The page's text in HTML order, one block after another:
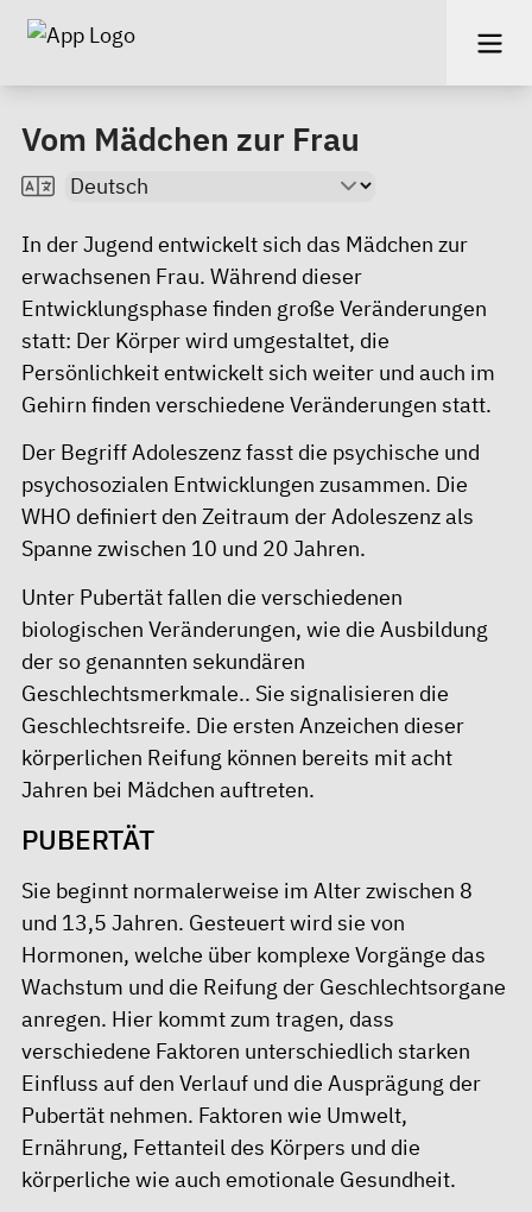
Vom Mädchen zur Frau
In der Jugend entwickelt sich das Mädchen zur
erwachsenen Frau. Während dieser
Entwicklungsphase finden große Veränderungen
statt: Der Körper wird umgestaltet, die
Persönlichkeit entwickelt sich weiter und auch im
Gehirn finden verschiedene Veränderungen statt.
Der Begriff Adoleszenz fasst die psychische und
psychosozialen Entwicklungen zusammen. Die
WHO definiert den Zeitraum der Adoleszenz als
Spanne zwischen 10 und 20 Jahren.
Unter Pubertät fallen die verschiedenen
biologischen Veränderungen, wie die Ausbildung
der so genannten sekundären
Geschlechtsmerkmale.. Sie signalisieren die
Geschlechtsreife. Die ersten Anzeichen dieser
körperlichen Reifung können bereits mit acht
Jahren bei Mädchen auftreten.
PUBERTÄT
Sie beginnt normalerweise im Alter zwischen 8
und 13,5 Jahren. Gesteuert wird sie von
Hormonen, welche über komplexe Vorgänge das
Wachstum und die Reifung der Geschlechtsorgane
anregen. Hier kommt zum tragen, dass
verschiedene Faktoren unterschiedlich starken
Einfluss auf den Verlauf und die Ausprägung der
Pubertät nehmen. Faktoren wie Umwelt,
Ernährung, Fettanteil des Körpers und die
körperliche wie auch emotionale Gesundheit.